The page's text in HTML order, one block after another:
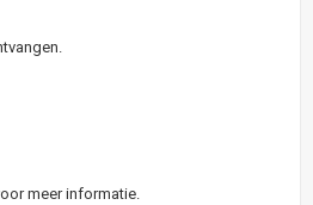
meer informatie.